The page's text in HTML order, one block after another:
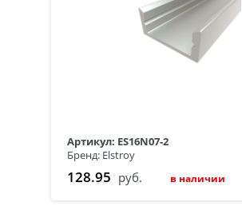
Артикул: ES16N07-2
Бренд: Elstroy
128.95 руб. в наличии